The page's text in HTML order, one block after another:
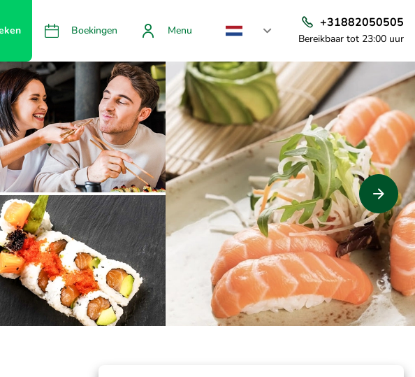
Boekingen Menu
+31882050505
Bereikbaar tot 23:00 uur